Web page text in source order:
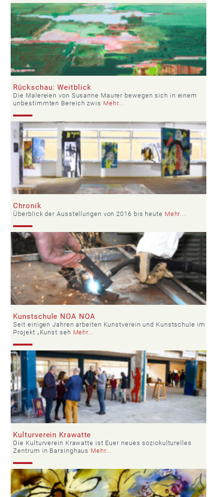
Rückschau: Weitblick
Die Malereien von Susanne Maurer bewegen sich in einem
unbestimmten Bereich zwis Mehr...
Chronik
Überblick der Ausstellungen von 2016 bis heute Mehr...
Kunstschule NOA NOA
Seit einigen Jahren arbeiten Kunstverein und Kunstschule im
Projekt „Kunst seh Mehr...
Kulturverein Krawatte
Die Kulturverein Krawatte ist Euer neues soziokulturelles
Zentrum in Barsinghaus Mehr...